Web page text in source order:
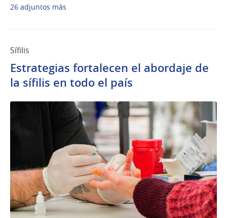
26 adjuntos más
Sífilis
Estrategias fortalecen el abordaje de
la sífilis en todo el país